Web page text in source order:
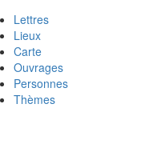
Lettres
Lieux
Carte
Ouvrages
Personnes
Thèmes